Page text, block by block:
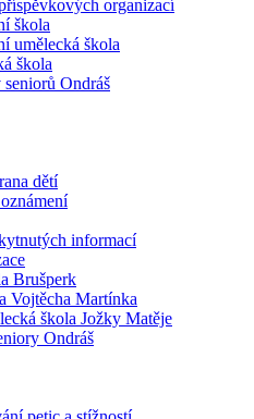
organizací
škola
umělecká škola
škola
Ondráš
dětí
informací
Brušperk
Vojtěcha Martínka
škola Jožky Matěje
Ondráš